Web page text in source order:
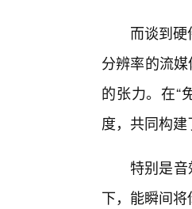
而谈到
分辨率的流
的张力。在“
度，共同构
特别是
下，能瞬间